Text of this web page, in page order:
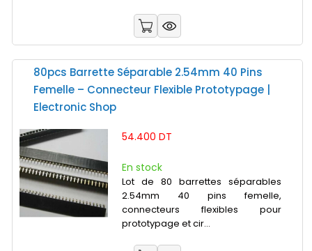
80pcs Barrette Séparable 2.54mm 40 Pins
Femelle – Connecteur Flexible Prototypage |
Electronic Shop
54.400 DT
En stock
Lot de 80 barrettes séparables
2.54mm 40 pins femelle,
connecteurs flexibles pour
prototypage et cir...